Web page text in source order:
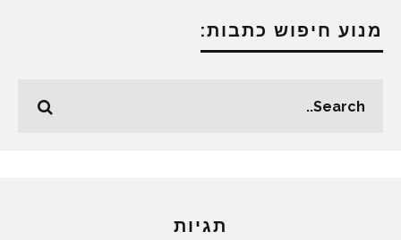
מנוע חיפוש כתבות:
תגיות